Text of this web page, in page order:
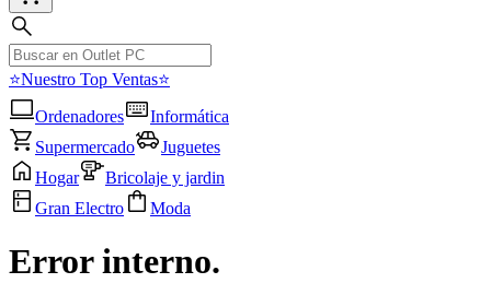
⭐Nuestro Top Ventas⭐
Ordenadores
Informática
Supermercado
Juguetes
Hogar
Bricolaje y jardin
Gran Electro
Moda
Error interno.